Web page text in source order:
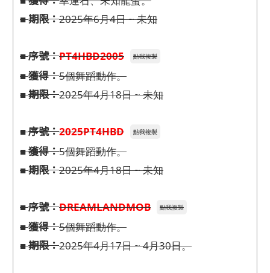
■期限：2025年6月4日 ~ 未知
■序號：PT4HBD2005 點我複製
■獲得：5個舞蹈動作。
■期限：2025年4月18日 ~ 未知
■序號：2025PT4HBD 點我複製
■獲得：5個舞蹈動作。
■期限：2025年4月18日 ~ 未知
■序號：DREAMLANDMOB 點我複製
■獲得：5個舞蹈動作。
■期限：2025年4月17日 ~ 4月30日。